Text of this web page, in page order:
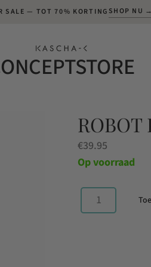
SALE — TOT 70% KORTING SHOP NU →
ROBOT
€39.95
Op voorraad
Robot